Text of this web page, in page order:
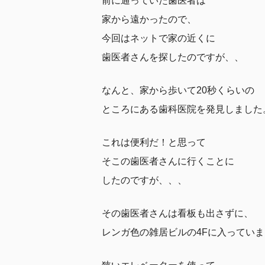
家から遠かったので、
今回はネットで家の近くに
歯医者さんを探したのですが、、
なんと、家から歩いて20秒くらいの
ところにある歯科医院を発見しました
これは便利だ！と思って
そこの歯医者さんに行くことに
したのですが、、、
その歯医者さんは看板も出さずに、
レンガ色の雑居ビルの4Fに入っていま